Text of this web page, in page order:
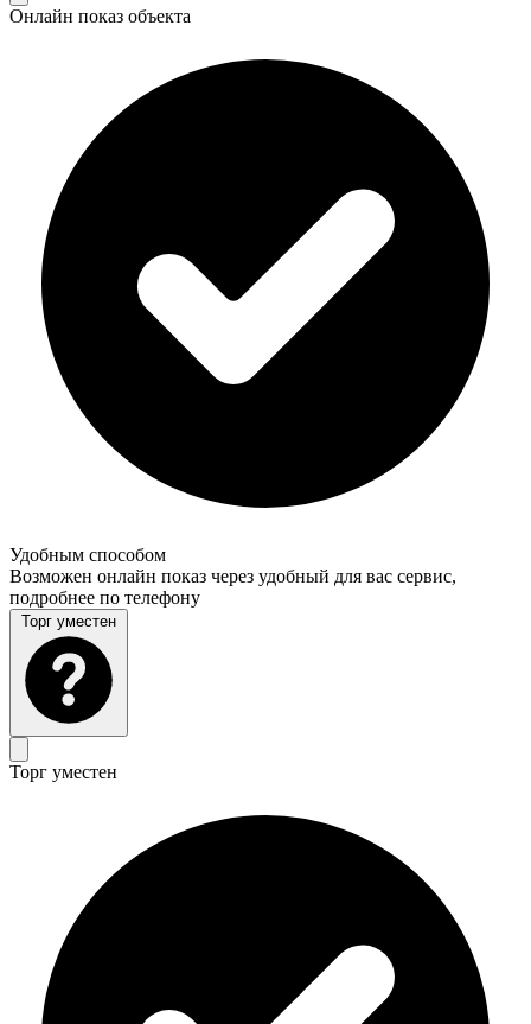
Онлайн показ объекта
Удобным способом
Возможен онлайн показ через удобный для вас сервис,
подробнее по телефону
Торг уместен
Торг уместен